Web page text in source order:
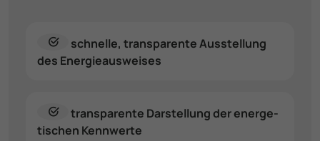
schnelle, trans­parente Ausstellung
des Energie­ausweises
trans­parente Darstellung der energe­
tischen Kennwerte